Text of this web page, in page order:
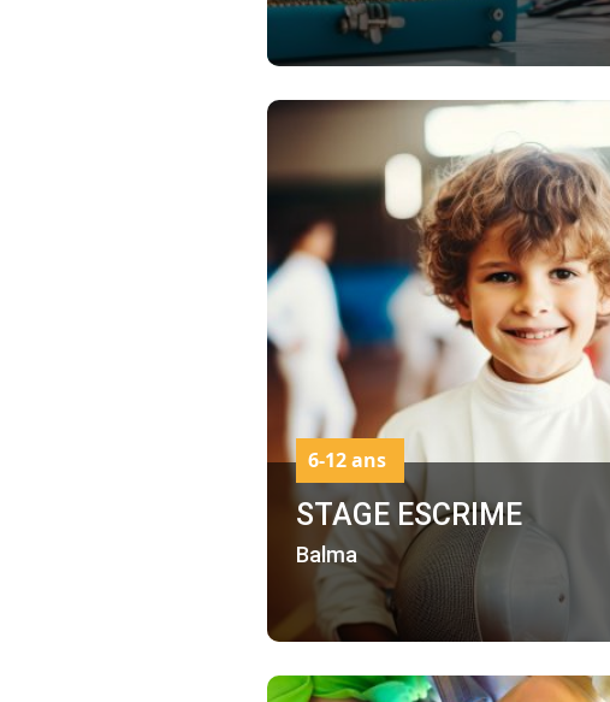
STAGE ESCRIME
Balma
6-12 ans